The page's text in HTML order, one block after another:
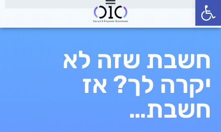
פתח סרגל נגישות
חשבת שזה לא
יקרה לך? אז
חשבת…